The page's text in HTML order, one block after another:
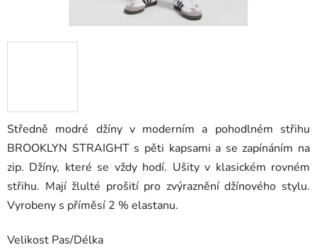
Středně modré džíny v moderním a pohodlném střihu
BROOKLYN STRAIGHT s pěti kapsami a se zapínáním na
zip. Džíny, které se vždy hodí. Ušity v klasickém rovném
střihu. Mají žlulté prošití pro zvýraznění džínového stylu.
Vyrobeny s příměsí 2 % elastanu.
Velikost Pas/Délka